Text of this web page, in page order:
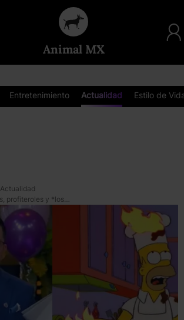
Animal MX
Entretenimiento Actualidad Estilo de
Actualidad
Invitados especiales, profiteroles y *los memes de MasterChef México en Año Nuevo*